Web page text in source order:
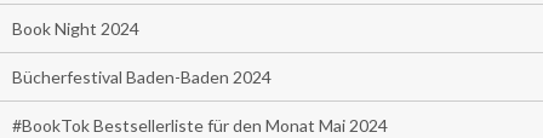
Book Night 2024
Bücherfestival Baden-Baden 2024
#BookTok Bestsellerliste für den Monat Mai 2024